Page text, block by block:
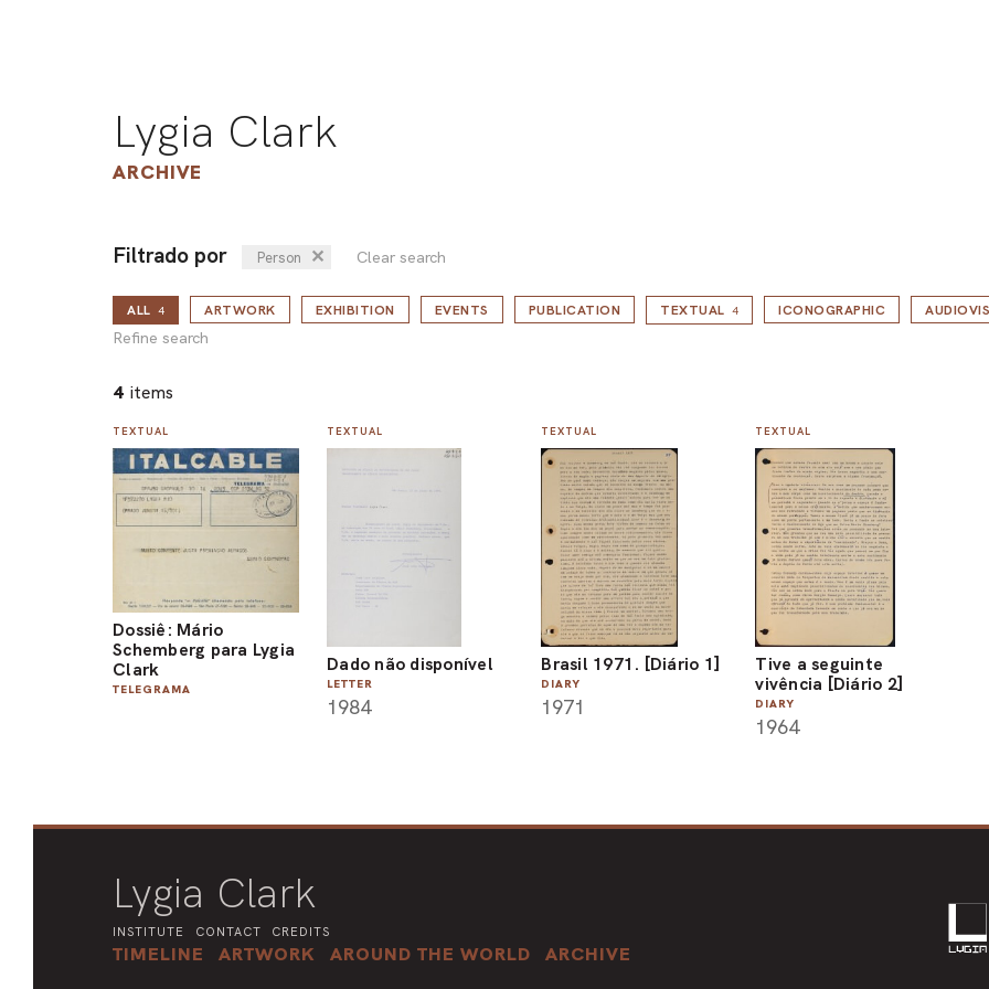
Lygia Clark
ARCHIVE
Filtrado por Person ✕ Clear search
ALL 4
Refine search
ARTWORK EXHIBITION EVENTS PUBLICATION TEXTUAL 4 ICONOGRAPHIC
4 items
TEXTUAL
Dossiê: Mário
Schemberg para Lygia
Clark
TELEGRAMA
TEXTUAL
Dado não disponível
LETTER
1984
TEXTUAL
Brasil 1971. [Diário 1]
DIARY
1971
TEXTUAL
Tive a seguinte
vivência [Diário 2]
DIARY
1964
Lygia Clark
INSTITUTE CONTACT CREDITS
TIMELINE ARTWORK AROUND THE WORLD ARCHIVE